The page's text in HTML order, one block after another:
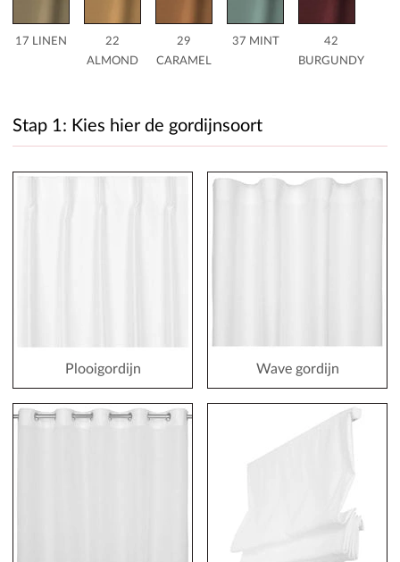
17 LINEN
22
ALMOND
29
CARAMEL
37 MINT
42
BURGUNDY
Stap 1: Kies hier de gordijnsoort
Plooigordijn Wave gordijn